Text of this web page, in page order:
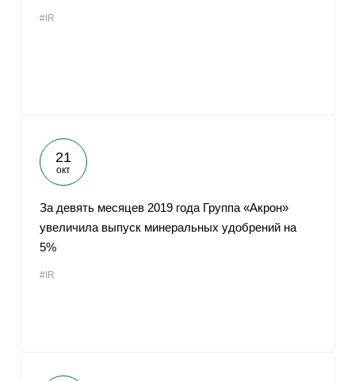
#IR
21
окт
За девять месяцев 2019 года Группа «Акрон»
увеличила выпуск минеральных удобрений на
5%
#IR